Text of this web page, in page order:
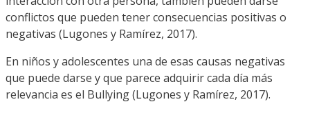
conflictos que pueden tener consecuencias positivas o
negativas (Lugones y Ramírez, 2017).
En niños y adolescentes una de esas causas negativas
que puede darse y que parece adquirir cada día más
relevancia es el Bullying (Lugones y Ramírez, 2017).